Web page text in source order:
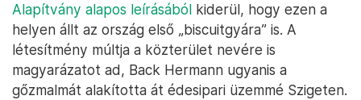
Alapítvány alapos leírásából kiderül, hogy ezen a
helyen állt az ország első „biscuitgyára” is. A
létesítmény múltja a közterület nevére is
magyarázatot ad, Back Hermann ugyanis a
gőzmalmát alakította át édesipari üzemmé Szigeten.